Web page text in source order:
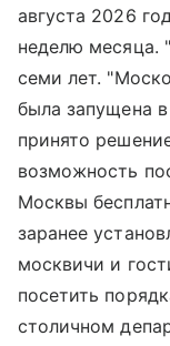
августа 2026
неделю месяца.
семи лет.
была запущена
принято
возможность
Москвы
заранее
москвичи и
посетить
столичном